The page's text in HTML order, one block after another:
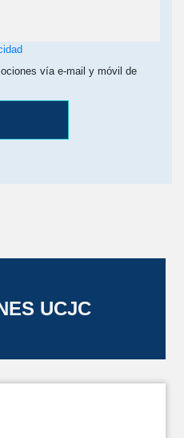
vía e-mail y móvil de
UCJC